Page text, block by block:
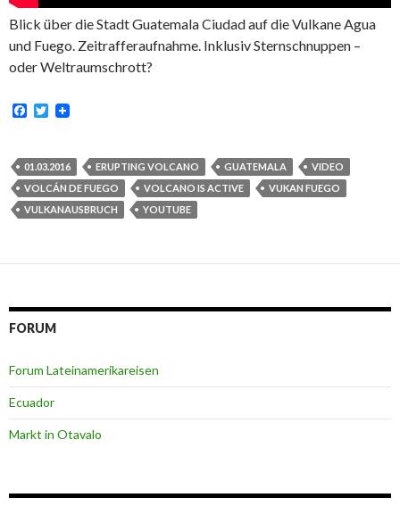
Blick über die Stadt Guatemala Ciudad auf die Vulkane Agua
und Fuego. Zeitrafferaufnahme. Inklusiv Sternschnuppen –
oder Weltraumschrott?
F
b
o
o
k
T
t
e
r
01.03.2016 ERUPTING VOLCANO GUATEMALA
VIDEO
VOLCÁN DE FUEGO
VOLCANO IS ACTIVE
VUKAN FUEGO
VULKANAUSBRUCH
YOUTUBE
FORUM
Forum Lateinamerikareisen
Ecuador
Markt in Otavalo